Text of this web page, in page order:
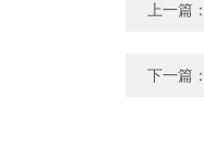
上一篇
下一篇